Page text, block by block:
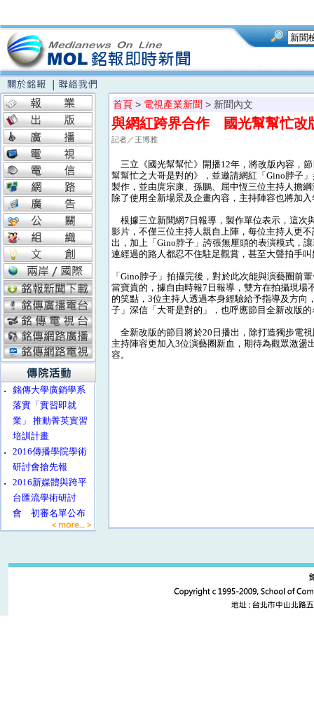
‧
銘傳大學廣銷學系
落實「實習即就
業」 推動菁英實習
培訓計畫
‧
2016傳播學院學術
研討會搶先報
‧
2016新媒體與跨平
台匯流學術研討
會 初審名單公布
首頁 > 電視產業新聞 > 新聞內文
與網紅跨界合作 國光幫幫忙改
記者／王博雅
三立《國光幫幫忙》開播12年，將改版內容，
幫幫忙之大哥是對的》，並邀請網紅「Gino脖子
製作，並由庹宗康、孫鵬、屈中恆三位主持人擔
除了使用全新場景及企畫內容，主持陣容也將加
根據三立新聞網7日報導，製作單位表示，這次
影片，不僅三位主持人親自上陣，每位主持人更
出，加上「Gino脖子」誇張無厘頭的表演模式，
連經過的路人都忍不住駐足觀賞，甚至大聲拍手
「Gino脖子」拍攝完後，對於此次能與演藝圈前
當寶貴的，據自由時報7日報導，雙方在拍攝現場
的笑點，3位主持人透過本身經驗給予指導及方向
子」深信「大哥是對的」，也呼應節目全新改版
全新改版的節目將於20日播出，除打造獨步電
主持陣容更加入3位演藝圈新血，期待為觀眾激盪
容。